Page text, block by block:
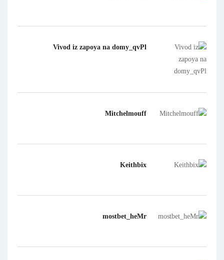
Vivod iz zapoya na domy_qvPl
Mitchelmouff
Keithbix
mostbet_heMr